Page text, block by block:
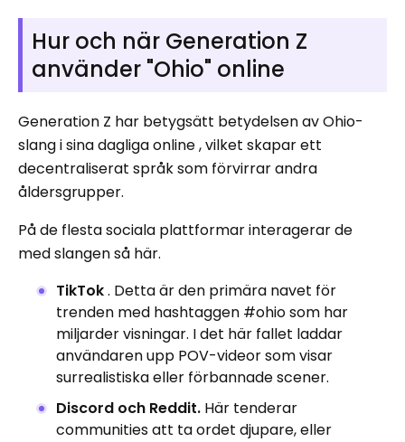
Hur och när Generation Z
använder "Ohio" online
Generation Z har betygsätt betydelsen av Ohio-
slang i sina dagliga online , vilket skapar ett
decentraliserat språk som förvirrar andra
åldersgrupper.
På de flesta sociala plattformar interagerar de
med slangen så här.
TikTok. Detta är den primära navet för
trenden med hashtaggen #ohio som har
miljarder visningar. I det här fallet laddar
användaren upp POV-videor som visar
surrealistiska eller förbannade scener.
Discord och Reddit. Här tenderar
communities att ta ordet djupare, eller